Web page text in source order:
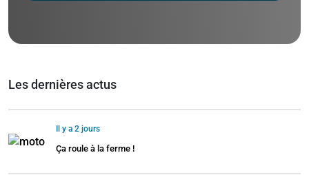
Les dernières actus
Il y a 2 jours
Ça roule à la ferme !